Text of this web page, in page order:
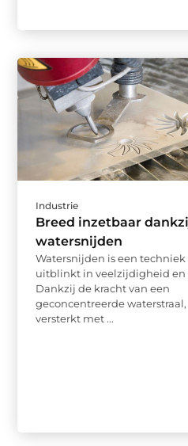
Industrie
Breed inzetbaar
watersnijden
Watersnijden is een techniek
uitblinkt in veelzijdigheid en
Dankzij de kracht van een
geconcentreerde
versterkt met ...